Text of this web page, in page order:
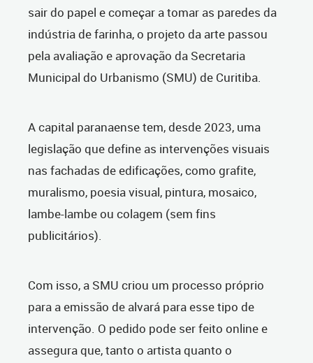
sair do papel e começar a tomar as paredes da
indústria de farinha, o projeto da arte passou
pela avaliação e aprovação da Secretaria
Municipal do Urbanismo (SMU) de Curitiba.
A capital paranaense tem, desde 2023, uma
legislação que define as intervenções visuais
nas fachadas de edificações, como grafite,
muralismo, poesia visual, pintura, mosaico,
lambe-lambe ou colagem (sem fins
publicitários).
Com isso, a SMU criou um processo próprio
para a emissão de alvará para esse tipo de
intervenção. O pedido pode ser feito online e
assegura que, tanto o artista quanto o